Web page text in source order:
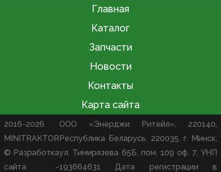
Главная
Каталог
Запчасти
Новости
Контакты
Карта сайта
2016-2026
MINITRAKTOR
© Разработка
сайта -
ООО «Энерджи Ритейл», 220140,
Республика Беларусь, 220035, г. Минск,
ул. Тимирязева 65Б, пом. 109 оф. 7, УНП
193664631 Дата регистрации в